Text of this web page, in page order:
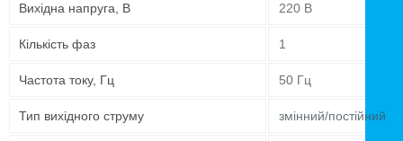
Вихідна напруга, В 220 В
Кількість фаз 1
Частота току, Гц 50 Гц
Тип вихідного струму змінний/постійний